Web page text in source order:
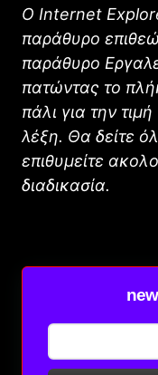
Ο Internet
παράθυρο
παράθυρο
πατώντας το
πάλι για την
λέξη. Θα δείτε
επιθυμείτε
διαδικασία.